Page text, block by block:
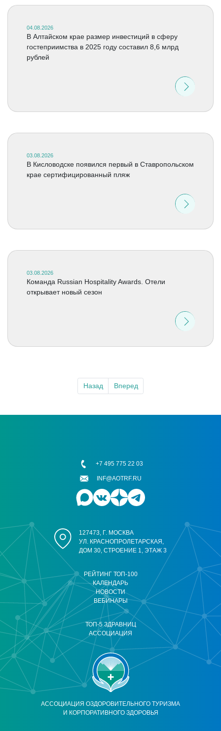
04.08.2026
В Алтайском крае размер инвестиций в сферу
гостеприимства в 2025 году составил 8,6 млрд
рублей
03.08.2026
В Кисловодске появился первый в Ставропольском
крае сертифицированный пляж
03.08.2026
Команда Russian Hospitality Awards. Отели
открывает новый сезон
Назад Вперед
АССОЦИАЦИЯ ОЗДОРОВИТЕЛЬНОГО ТУРИЗМА
И КОРПОРАТИВНОГО ЗДОРОВЬЯ
РЕЙТИНГ ТОП-100
КАЛЕНДАРЬ
НОВОСТИ
ВЕБИНАРЫ
ТОП-5 ЗДРАВНИЦ
АССОЦИАЦИЯ
127473, Г. МОСКВА
УЛ. КРАСНОПРОЛЕТАРСКАЯ,
ДОМ 30, СТРОЕНИЕ 1, ЭТАЖ 3
+7 495 775 22 03
INF@AOTRF.RU